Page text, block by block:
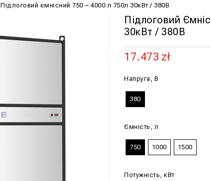
Підлоговий ємнісний 750 – 4000 л 750л 30кВт / 380В
Підлоговий
30кВт / 380В
17.473 zł
Напруга, В
380
Ємність, л
750 1000 1500
Потужність, кВт